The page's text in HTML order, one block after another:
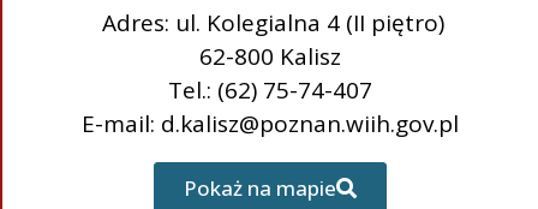
Adres: ul. Kolegialna 4 (II piętro)
62-800 Kalisz
Tel.: (62) 75-74-407
E-mail: d.kalisz@poznan.wiih.gov.pl
Pokaż na mapie